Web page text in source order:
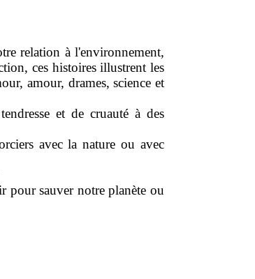
relation à l'environnement,
ces histoires illustrent les
amour, drames, science et
et de cruauté à des
avec la nature ou avec
pour sauver notre planète ou